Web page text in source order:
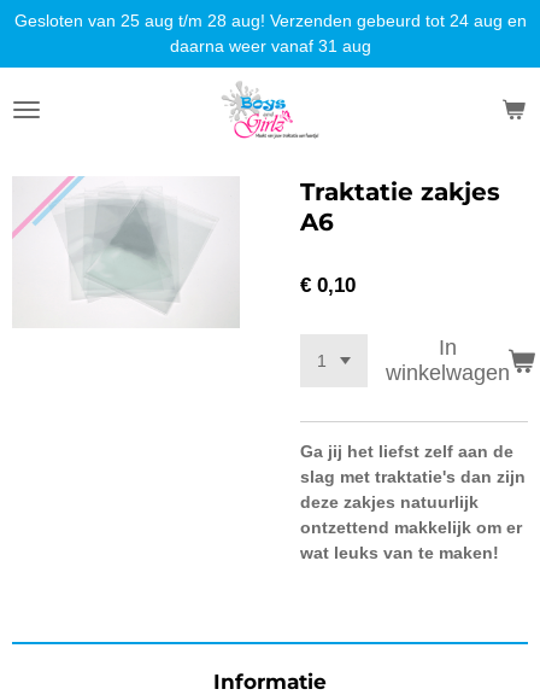
Ga
naar
de
hoofdinhoud
Gesloten van 25 aug t/m 28 aug! Verzenden gebeurd tot 24 aug en
daarna weer vanaf 31 aug
Traktatie zakjes
A6
€ 0,10
In
winkelwagen
Ga jij het liefst zelf aan de
slag met traktatie's dan zijn
deze zakjes natuurlijk
ontzettend makkelijk om er
wat leuks van te maken!
Informatie